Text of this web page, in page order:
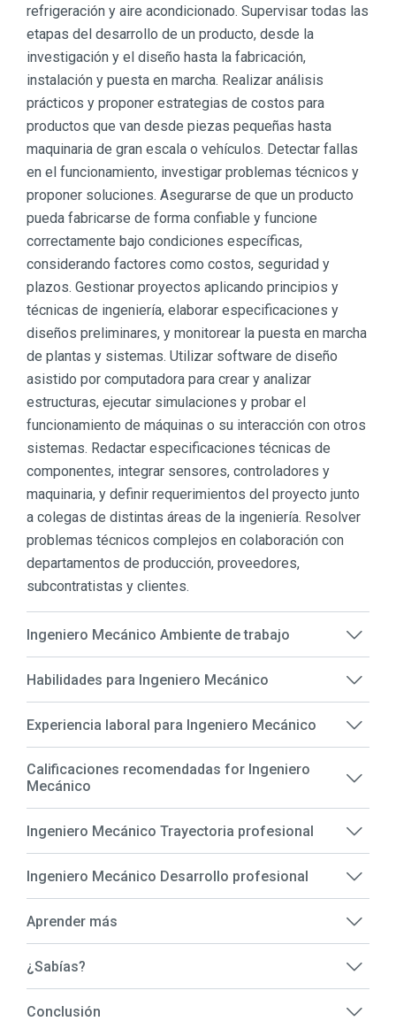
refrigeración y aire acondicionado. Supervisar todas las
etapas del desarrollo de un producto, desde la
investigación y el diseño hasta la fabricación,
instalación y puesta en marcha. Realizar análisis
prácticos y proponer estrategias de costos para
productos que van desde piezas pequeñas hasta
maquinaria de gran escala o vehículos. Detectar fallas
en el funcionamiento, investigar problemas técnicos y
proponer soluciones. Asegurarse de que un producto
pueda fabricarse de forma confiable y funcione
correctamente bajo condiciones específicas,
considerando factores como costos, seguridad y
plazos. Gestionar proyectos aplicando principios y
técnicas de ingeniería, elaborar especificaciones y
diseños preliminares, y monitorear la puesta en marcha
de plantas y sistemas. Utilizar software de diseño
asistido por computadora para crear y analizar
estructuras, ejecutar simulaciones y probar el
funcionamiento de máquinas o su interacción con otros
sistemas. Redactar especificaciones técnicas de
componentes, integrar sensores, controladores y
maquinaria, y definir requerimientos del proyecto junto
a colegas de distintas áreas de la ingeniería. Resolver
problemas técnicos complejos en colaboración con
departamentos de producción, proveedores,
subcontratistas y clientes.
Ingeniero Mecánico Ambiente de trabajo
Habilidades para Ingeniero Mecánico
Experiencia laboral para Ingeniero Mecánico
Calificaciones recomendadas for Ingeniero
Mecánico
Ingeniero Mecánico Trayectoria profesional
Ingeniero Mecánico Desarrollo profesional
Aprender más
¿Sabías?
Conclusión